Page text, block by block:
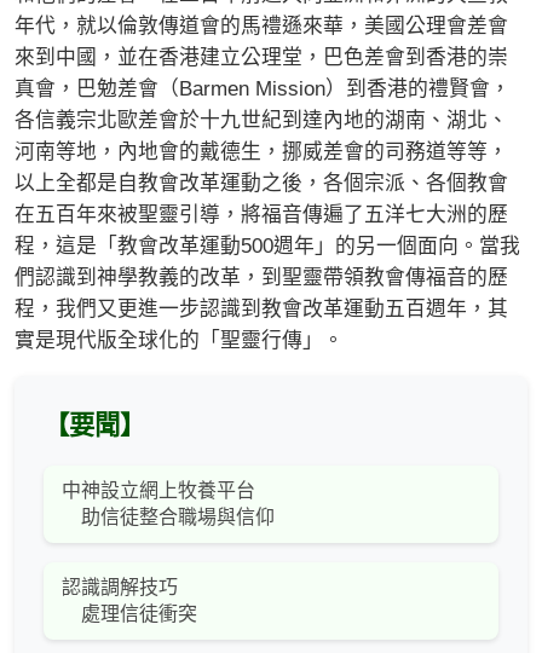
年代，就以倫敦傳道會的馬禮遜來華，美國公理會差會
來到中國，並在香港建立公理堂，巴色差會到香港的崇
真會，巴勉差會（Barmen Mission）到香港的禮賢會，
各信義宗北歐差會於十九世紀到達內地的湖南、湖北、
河南等地，內地會的戴德生，挪威差會的司務道等等，
以上全都是自教會改革運動之後，各個宗派、各個教會
在五百年來被聖靈引導，將福音傳遍了五洋七大洲的歷
程，這是「教會改革運動500週年」的另一個面向。當我
們認識到神學教義的改革，到聖靈帶領教會傳福音的歷
程，我們又更進一步認識到教會改革運動五百週年，其
實是現代版全球化的「聖靈行傳」。
【要聞】
中神設立網上牧養平台
助信徒整合職場與信仰
認識調解技巧
處理信徒衝突